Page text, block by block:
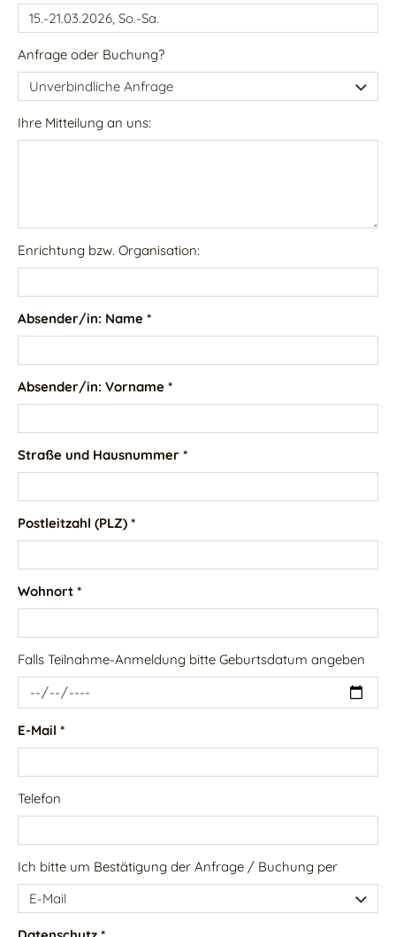
Anfrage oder Buchung?
Ihre Mitteilung an uns:
Enrichtung bzw. Organisation:
Absender/in: Name *
Absender/in: Vorname *
Straße und Hausnummer *
Postleitzahl (PLZ) *
Wohnort *
Falls Teilnahme-Anmeldung bitte Geburtsdatum angeben
E-Mail *
Telefon
Ich bitte um Bestätigung der Anfrage / Buchung per